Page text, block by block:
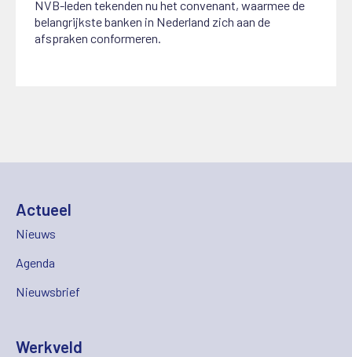
NVB-leden tekenden nu het convenant, waarmee de
belangrijkste banken in Nederland zich aan de
afspraken conformeren.
Actueel
Nieuws
Agenda
Nieuwsbrief
Werkveld